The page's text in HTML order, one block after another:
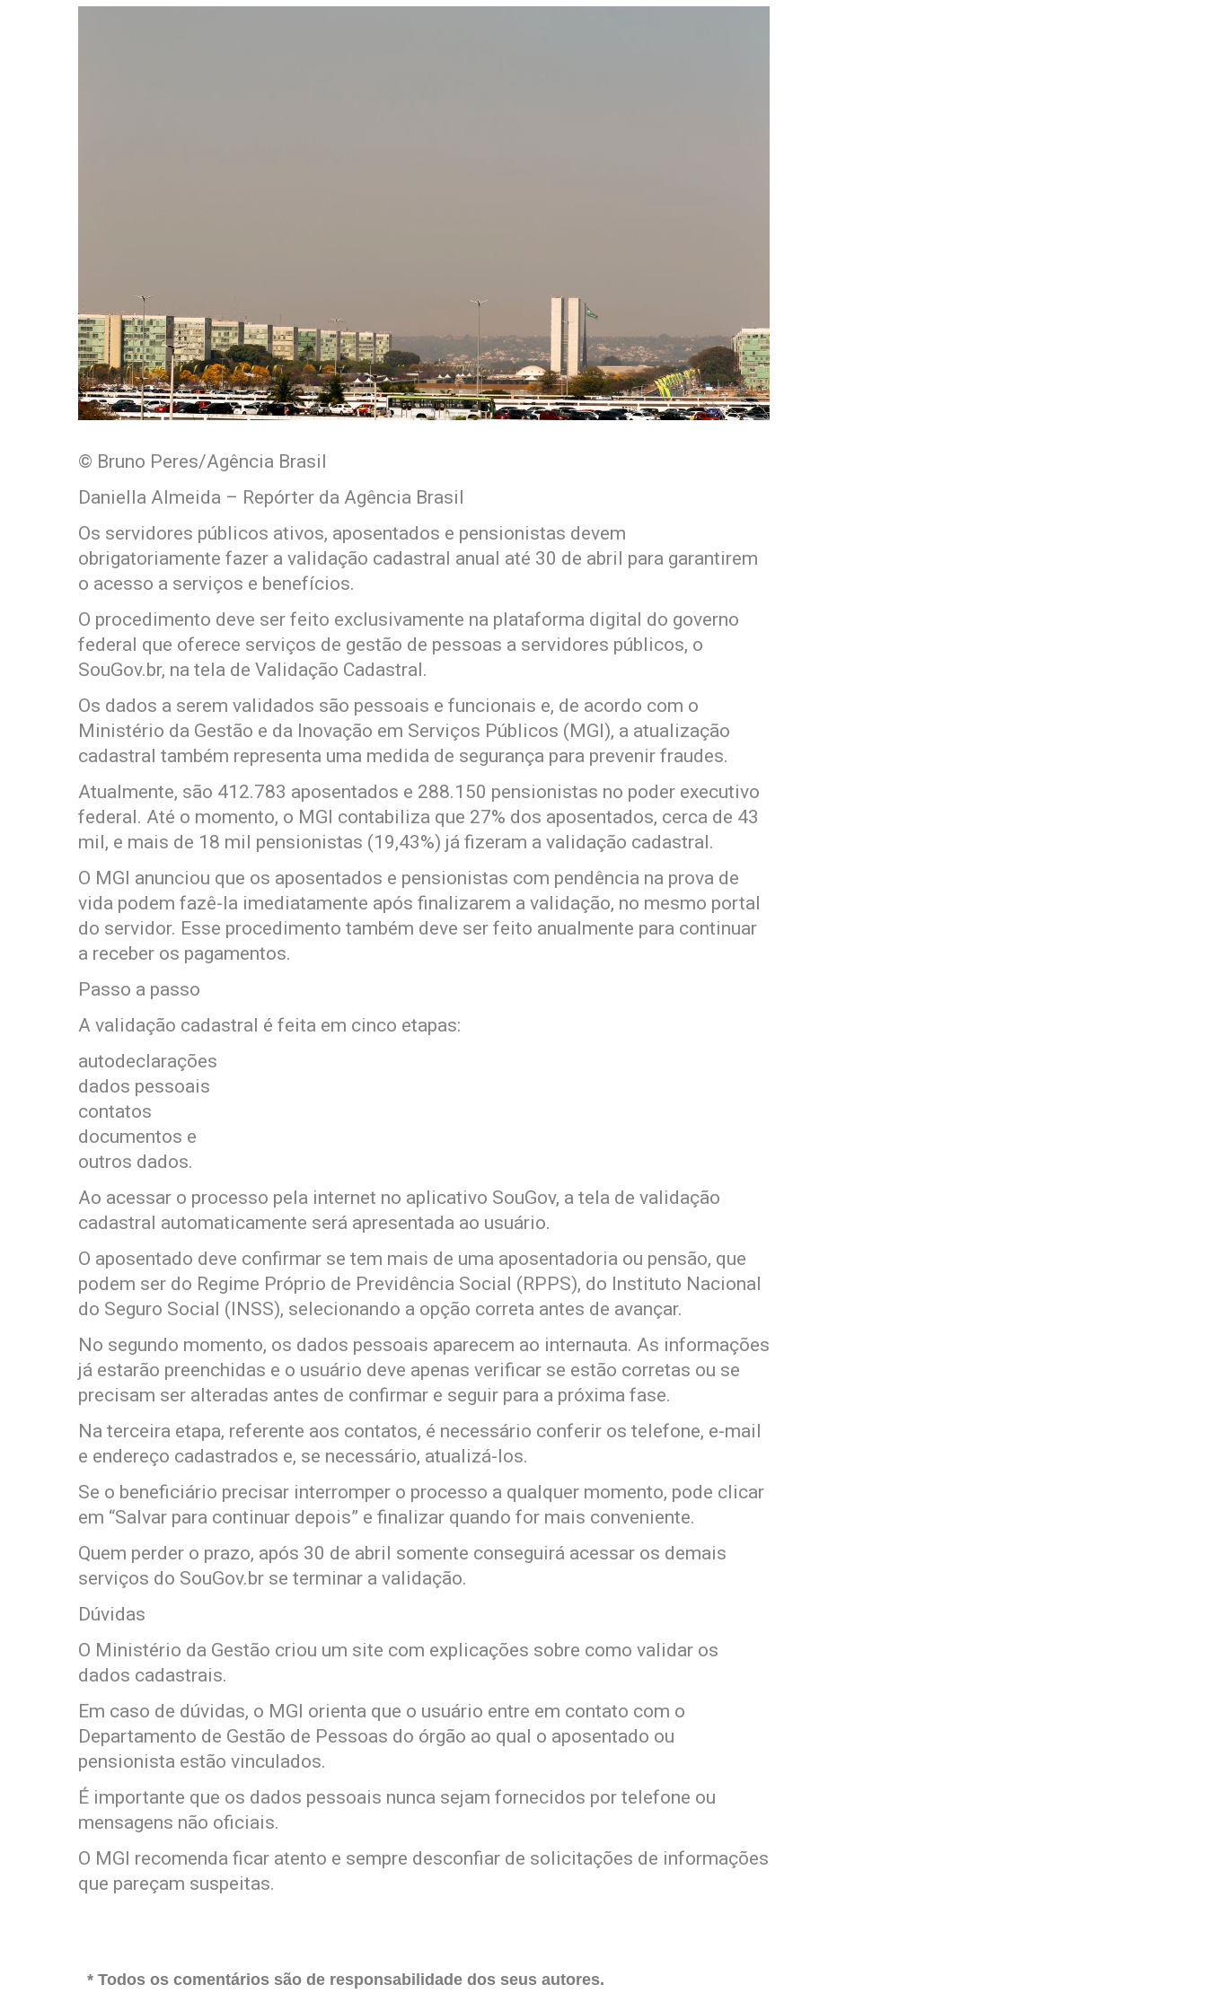
© Bruno Peres/Agência Brasil
Daniella Almeida – Repórter da Agência Brasil
Os servidores públicos ativos, aposentados e pensionistas devem
obrigatoriamente fazer a validação cadastral anual até 30 de abril para garantirem
o acesso a serviços e benefícios.
O procedimento deve ser feito exclusivamente na plataforma digital do governo
federal que oferece serviços de gestão de pessoas a servidores públicos, o
SouGov.br, na tela de Validação Cadastral.
Os dados a serem validados são pessoais e funcionais e, de acordo com o
Ministério da Gestão e da Inovação em Serviços Públicos (MGI), a atualização
cadastral também representa uma medida de segurança para prevenir fraudes.
Atualmente, são 412.783 aposentados e 288.150 pensionistas no poder executivo
federal. Até o momento, o MGI contabiliza que 27% dos aposentados, cerca de 43
mil, e mais de 18 mil pensionistas (19,43%) já fizeram a validação cadastral.
O MGI anunciou que os aposentados e pensionistas com pendência na prova de
vida podem fazê-la imediatamente após finalizarem a validação, no mesmo portal
do servidor. Esse procedimento também deve ser feito anualmente para continuar
a receber os pagamentos.
Passo a passo
A validação cadastral é feita em cinco etapas:
autodeclarações
dados pessoais
contatos
documentos e
outros dados.
Ao acessar o processo pela internet no aplicativo SouGov, a tela de validação
cadastral automaticamente será apresentada ao usuário.
O aposentado deve confirmar se tem mais de uma aposentadoria ou pensão, que
podem ser do Regime Próprio de Previdência Social (RPPS), do Instituto Nacional
do Seguro Social (INSS), selecionando a opção correta antes de avançar.
No segundo momento, os dados pessoais aparecem ao internauta. As informações
já estarão preenchidas e o usuário deve apenas verificar se estão corretas ou se
precisam ser alteradas antes de confirmar e seguir para a próxima fase.
Na terceira etapa, referente aos contatos, é necessário conferir os telefone, e-mail
e endereço cadastrados e, se necessário, atualizá-los.
Se o beneficiário precisar interromper o processo a qualquer momento, pode clicar
em “Salvar para continuar depois” e finalizar quando for mais conveniente.
Quem perder o prazo, após 30 de abril somente conseguirá acessar os demais
serviços do SouGov.br se terminar a validação.
Dúvidas
O Ministério da Gestão criou um site com explicações sobre como validar os
dados cadastrais.
Em caso de dúvidas, o MGI orienta que o usuário entre em contato com o
Departamento de Gestão de Pessoas do órgão ao qual o aposentado ou
pensionista estão vinculados.
É importante que os dados pessoais nunca sejam fornecidos por telefone ou
mensagens não oficiais.
O MGI recomenda ficar atento e sempre desconfiar de solicitações de informações
que pareçam suspeitas.
* Todos os comentários são de responsabilidade dos seus autores.